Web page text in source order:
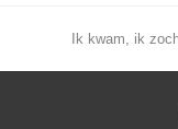
Ik kwam, ik